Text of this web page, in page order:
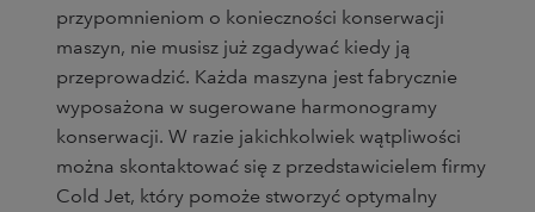
przypomnieniom o konieczności konserwacji
maszyn, nie musisz już zgadywać kiedy ją
przeprowadzić. Każda maszyna jest fabrycznie
wyposażona w sugerowane harmonogramy
konserwacji. W razie jakichkolwiek wątpliwości
można skontaktować się z przedstawicielem firmy
Cold Jet, który pomoże stworzyć optymalny